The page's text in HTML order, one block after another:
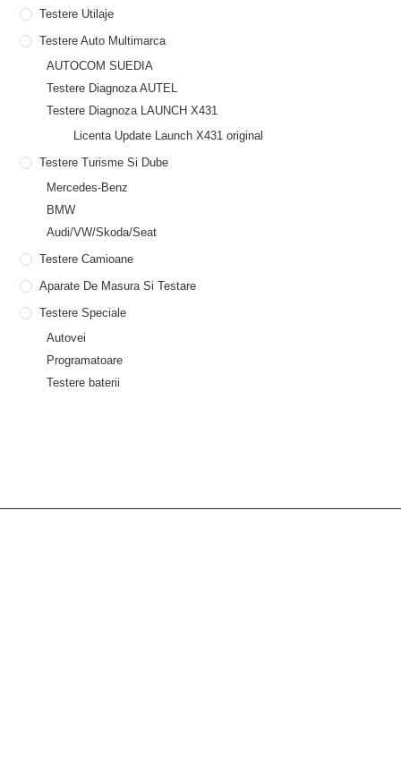
Testere Utilaje
Testere Auto Multimarca
AUTOCOM SUEDIA
Testere Diagnoza AUTEL
Testere Diagnoza LAUNCH X431
Licenta Update Launch X431 original
Testere Turisme Si Dube
Mercedes-Benz
BMW
Audi/VW/Skoda/Seat
Testere Camioane
Aparate De Masura Si Testare
Testere Speciale
Autovei
Programatoare
Testere baterii